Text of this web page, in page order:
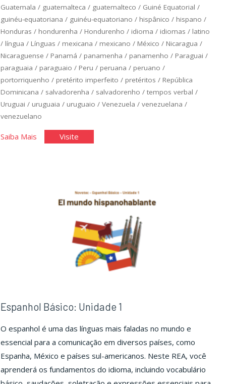
Guatemala / guatemalteca / guatemalteco / Guiné Equatorial /
guinéu-equatoriana / guinéu-equatoriano / hispânico / hispano /
Honduras / hondurenha / Hondurenho / idioma / idiomas / latino
/ língua / Línguas / mexicana / mexicano / México / Nicaragua /
Nicaraguense / Panamá / panamenha / panamenho / Paraguai /
paraguaia / paraguaio / Peru / peruana / peruano /
portorriquenho / pretérito imperfeito / pretéritos / República
Dominicana / salvadorenha / salvadorenho / tempos verbal /
Uruguai / uruguaia / uruguaio / Venezuela / venezuelana /
venezuelano
Saiba Mais"Espanhol
Visite"Espanhol
Espanhol Básico: Unidade 1
O espanhol é uma das línguas mais faladas no mundo e
essencial para a comunicação em diversos países, como
Espanha, México e países sul-americanos. Neste REA, você
aprenderá os fundamentos do idioma, incluindo vocabulário